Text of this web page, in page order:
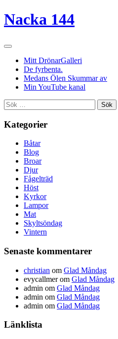
Nacka 144
Mitt DrönarGalleri
De fyrbenta.
Medans Ölen Skummar av
Min YouTube kanal
Sök
efter:
Kategorier
Båtar
Blog
Broar
Djur
Fågelträd
Höst
Kyrkor
Lampor
Mat
Skyltsöndag
Vintern
Senaste kommentarer
christian om Glad Måndag
evycallmerom Glad Måndag
admin om Glad Måndag
admin om Glad Måndag
admin om Glad Måndag
Länklista